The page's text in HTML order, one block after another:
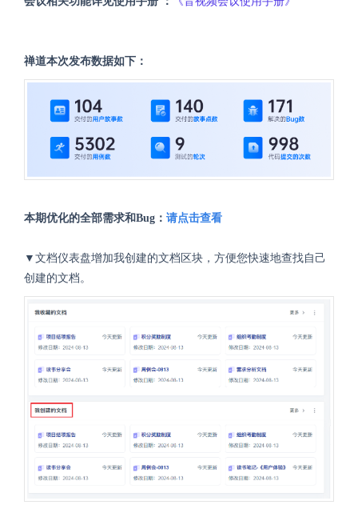
禅道本次发布数据如下：
本期优化的全部需求和Bug： 请点击查看
▼文档仪表盘增加我创建的文档区块，方便您快速地查找自己
创建的文档。